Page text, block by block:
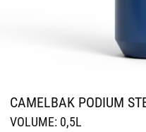
CAMELBAK PODIUM
VOLUME: 0,5L